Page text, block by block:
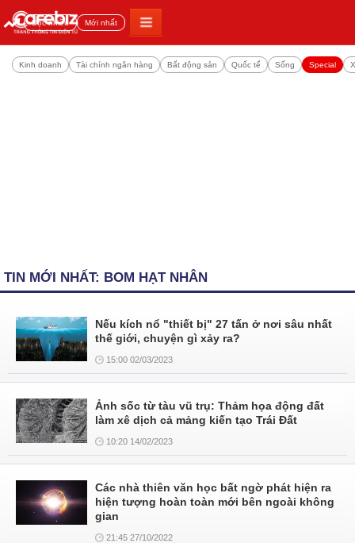
Đọc nhiều Mới nhất
Kinh doanh Tài chính ngân hàng Bất động sản Quốc tế Sống Special
TIN MỚI NHẤT: BOM HẠT NHÂN
Nếu kích nổ "thiết bị" 27 tấn ở nơi sâu nhất
thế giới, chuyện gì xảy ra?
15:00 02/03/2023
Ảnh sốc từ tàu vũ trụ: Thảm họa động đất
làm xê dịch cả mảng kiến tạo Trái Đất
10:20 14/02/2023
Các nhà thiên văn học bất ngờ phát hiện ra
hiện tượng hoàn toàn mới bên ngoài không
gian
21:45 27/10/2022